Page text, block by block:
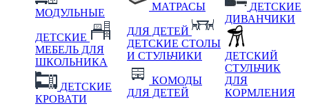
МОДУЛЬНЫЕ
ДЕТСКИЕ
МЕБЕЛЬ ДЛЯ
ШКОЛЬНИКА
ДЕТСКИЕ
КРОВАТИ
МАТРАСЫ
ДЛЯ ДЕТЕЙ
ДЕТСКИЕ СТОЛЫ
И СТУЛЬЧИКИ
КОМОДЫ
ДЛЯ ДЕТЕЙ
ДЕТСКИЕ
ДИВАНЧИКИ
ДЕТСКИЙ
СТУЛЬЧИК
ДЛЯ
КОРМЛЕНИЯ